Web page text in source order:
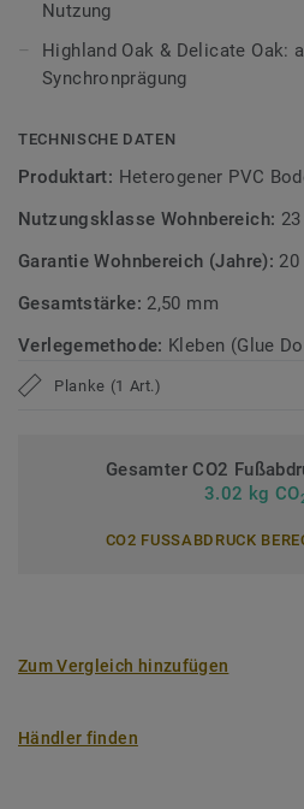
Die Tektanium-Oberfläche sorgt
ultramatte Optik und schützt den
Wohnbereiche.
Zirkulär gedacht
recycelbar. Zudem ist der
weist sehr niedrige VOC-
iD Classics Glue Down ist auch
Nutzschichtstärke verfügbar,
>> Erfahren Sie mehr über
Nutzung
Highland Oak & Delicate Oak:
Synchronprägung
TECHNISCHE DATEN
Produktart: Heterogener PVC
Nutzungsklasse Wohnbereich:
Garantie Wohnbereich (Jahre): 20
Gesamtstärke: 2,50 mm
Verlegemethode: Kleben (Glue
Planke (1 Art.)
Gesamter CO2
3.02 kg CO
CO2 FUSSABDRUCK
Zum Vergleich hinzufügen
Händler finden